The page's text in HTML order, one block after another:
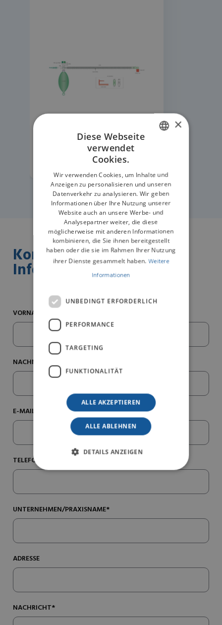
ERFAHREN SIE MEHR
Kontaktieren Sie uns für
Informationen
VORNAME*
NACHNAME*
E-MAIL*
TELEFONNUMMER*
UNTERNEHMEN/PRAXISNAME*
ADRESSE
NACHRICHT*
×
Diese Webseite
verwendet
Cookies.
Wir verwenden Cookies, um Inhalte und
Anzeigen zu personalisieren und unseren
Datenverkehr zu analysieren. Wir geben
Informationen über Ihre Nutzung unserer
Website auch an unsere Werbe- und
Analysepartner weiter, die diese
möglicherweise mit anderen Informationen
kombinieren, die Sie ihnen bereitgestellt
haben oder die sie im Rahmen Ihrer Nutzung
ihrer Dienste gesammelt haben. Weitere
Informationen
UNBEDINGT ERFORDERLICH
PERFORMANCE
TARGETING
FUNKTIONALITÄT
ALLE AKZEPTIEREN
ALLE ABLEHNEN
DETAILS ANZEIGEN